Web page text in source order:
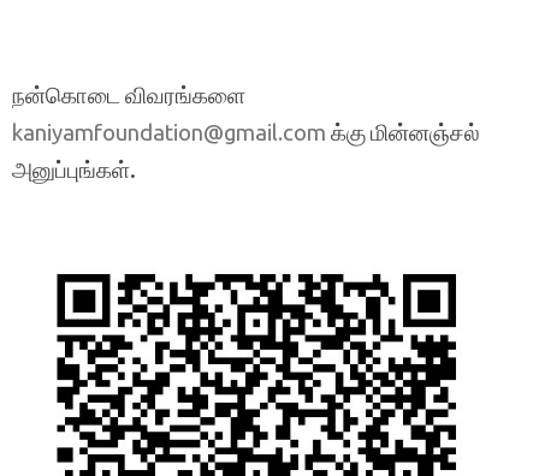
நன்கொடை விவரங்களை
kaniyamfoundation@gmail.com க்கு மின்னஞ்சல்
அனுப்புங்கள்.